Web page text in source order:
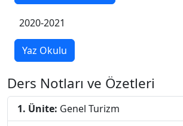
2020-2021
Yaz Okulu
Ders Notları ve Özetleri
1. Ünite: Genel Turizm